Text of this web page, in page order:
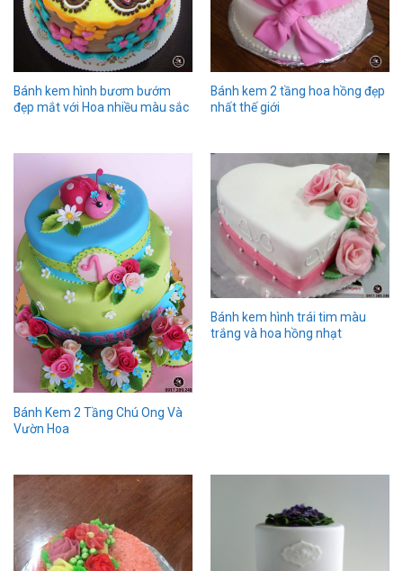
Bánh kem hình bươm bướm
đẹp mắt với Hoa nhiều màu sắc
Bánh kem 2 tầng hoa hồng đẹp
nhất thế giới
Bánh Kem 2 Tầng Chú Ong Và
Vườn Hoa
Bánh kem hình trái tim màu
trắng và hoa hồng nhạt